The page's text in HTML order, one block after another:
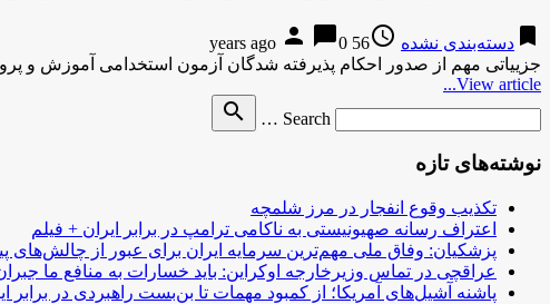
bookmark دسته‌بندی نشده access_time
56 years ago
person chat_bubble0
جزییاتی مهم از صدور احکام پذیرفته شدگان آزمون استخدامی آموزش و
View article...
Search …
search
نوشته‌های تازه
تکذیب وقوع انفجار در مرز شلمچه
اعتراف رسانه صهیونیستی به ناکامی ترامپ در برابر ایران + فیلم
پزشکیان: وفاق ملی مهم‌ترین سرمایه ایران برای عبور از
عراقچی در تماس وزیرخارجه اوکراین: باید خسارات به منافع ما
پاشنه آشیل‌های آمریکا؛ از کمبود مهمات تا بن‌بست راهبردی در برابر